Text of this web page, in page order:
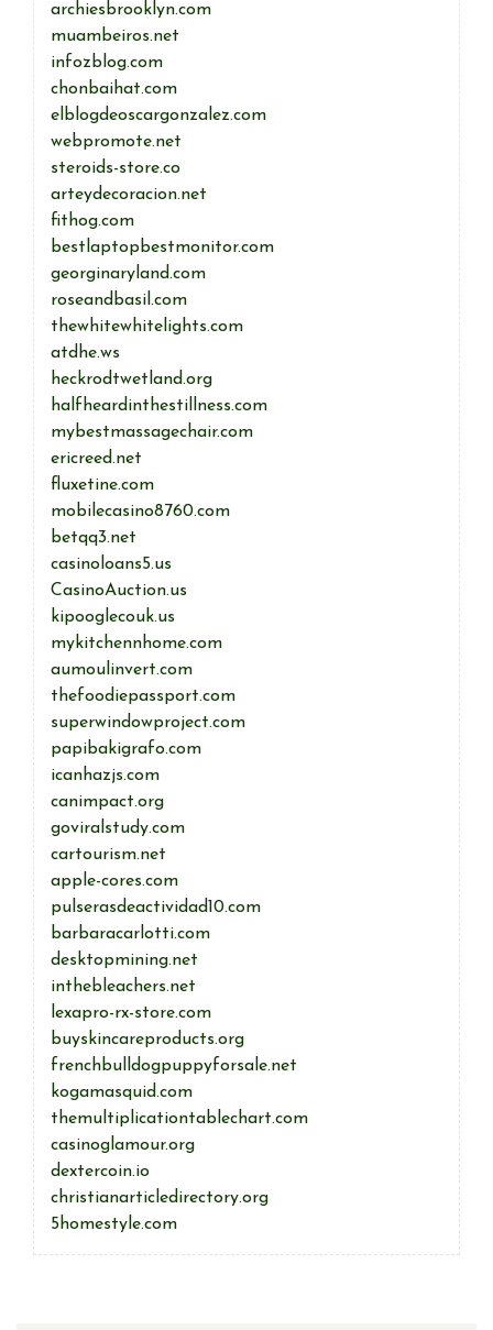
archiesbrooklyn.com
muambeiros.net
infozblog.com
chonbaihat.com
elblogdeoscargonzalez.com
webpromote.net
steroids-store.co
arteydecoracion.net
fithog.com
bestlaptopbestmonitor.com
georginaryland.com
roseandbasil.com
thewhitewhitelights.com
atdhe.ws
heckrodtwetland.org
halfheardinthestillness.com
mybestmassagechair.com
ericreed.net
fluxetine.com
mobilecasino8760.com
betqq3.net
casinoloans5.us
CasinoAuction.us
kipooglecouk.us
mykitchennhome.com
aumoulinvert.com
thefoodiepassport.com
superwindowproject.com
papibakigrafo.com
icanhazjs.com
canimpact.org
goviralstudy.com
cartourism.net
apple-cores.com
pulserasdeactividad10.com
barbaracarlotti.com
desktopmining.net
inthebleachers.net
lexapro-rx-store.com
buyskincareproducts.org
frenchbulldogpuppyforsale.net
kogamasquid.com
themultiplicationtablechart.com
casinoglamour.org
dextercoin.io
christianarticledirectory.org
5homestyle.com